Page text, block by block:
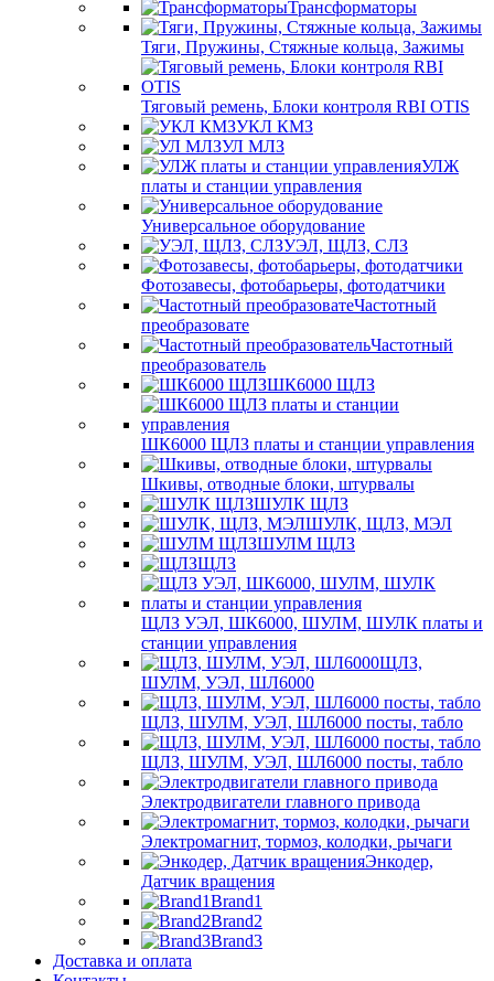
Трансформаторы
Тяги, Пружины, Стяжные кольца, Зажимы
Тяговый ремень, Блоки контроля RBI OTIS
УКЛ КМЗ
УЛ МЛЗ
УЛЖ
платы и станции управления
Универсальное оборудование
УЭЛ, ЩЛЗ, СЛЗ
Фотозавесы, фотобарьеры, фотодатчики
Частотный
преобразовате
Частотный
преобразователь
ШК6000 ЩЛЗ
ШК6000 ЩЛЗ платы и станции управления
Шкивы, отводные блоки, штурвалы
ШУЛК ЩЛЗ
ШУЛК, ЩЛЗ, МЭЛ
ШУЛМ ЩЛЗ
ЩЛЗ
ЩЛЗ УЭЛ, ШК6000, ШУЛМ, ШУЛК платы и
станции управления
ЩЛЗ,
ШУЛМ, УЭЛ, ШЛ6000
ЩЛЗ, ШУЛМ, УЭЛ, ШЛ6000 посты, табло
ЩЛЗ, ШУЛМ, УЭЛ, ШЛ6000 посты, табло
Электродвигатели главного привода
Электромагнит, тормоз, колодки, рычаги
Энкодер,
Датчик вращения
Brand1
Brand2
Brand3
Доставка и оплата